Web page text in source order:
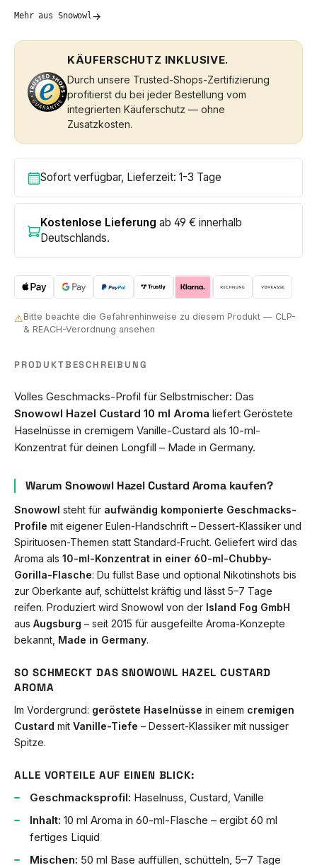
Mehr aus Snowowl→
KÄUFERSCHUTZ INKLUSIVE.
Durch unsere Trusted-Shops-Zertifizierung
profitierst du bei jeder Bestellung vom
integrierten Käuferschutz — ohne
Zusatzkosten.
Sofort verfügbar, Lieferzeit: 1-3 Tage
Kostenlose Lieferung ab 49 € innerhalb
Deutschlands.
⚠Bitte beachte die Gefahrenhinweise zu diesem Produkt — CLP-
& REACH-Verordnung ansehen
PRODUKTBESCHREIBUNG
Volles Geschmacks-Profil für Selbstmischer: Das
Snowowl Hazel Custard 10 ml Aroma liefert Geröstete
Haselnüsse in cremigem Vanille-Custard als 10-ml-
Konzentrat für deinen Longfill – Made in Germany.
Warum Snowowl Hazel Custard Aroma kaufen?
Snowowl steht für aufwändig komponierte Geschmacks-
Profile mit eigener Eulen-Handschrift – Dessert-Klassiker und
Spirituosen-Themen statt Standard-Frucht. Geliefert wird das
Aroma als 10-ml-Konzentrat in einer 60-ml-Chubby-
Gorilla-Flasche: Du füllst Base und optional Nikotinshots bis
zur Oberkante auf, schüttelst kräftig und lässt 5–7 Tage
reifen. Produziert wird Snowowl von der Island Fog GmbH
aus Augsburg – seit 2015 für ausgefeilte Aroma-Konzepte
bekannt, Made in Germany.
SO SCHMECKT DAS SNOWOWL HAZEL CUSTARD
AROMA
Im Vordergrund: geröstete Haselnüsse in einem cremigen
Custard mit Vanille-Tiefe – Dessert-Klassiker mit nussiger
Spitze.
ALLE VORTEILE AUF EINEN BLICK:
Geschmacksprofil: Haselnuss, Custard, Vanille
Inhalt: 10 ml Aroma in 60-ml-Flasche – ergibt 60 ml
fertiges Liquid
Mischen: 50 ml Base auffüllen, schütteln, 5–7 Tage